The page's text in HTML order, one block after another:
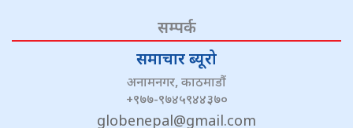
सम्पर्क
समाचार ब्यूरो
अनामनगर, काठमाडौं
+९७७-९७४५९४४३७०
globenepal@gmail.com